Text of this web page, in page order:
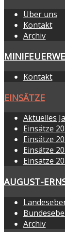
Über uns
Kontakt
Archiv
Kontakt
EINSÄTZE
Aktuelles
Einsätze
Einsätze
Einsätze
Einsätze
AUGUST-
Archiv